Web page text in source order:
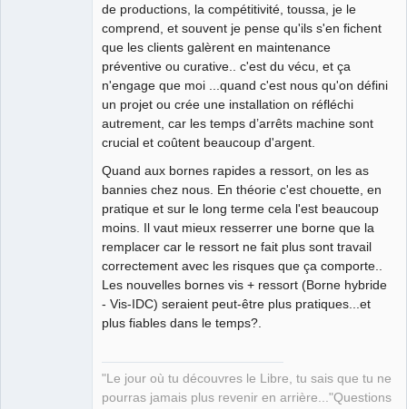
de productions, la compétitivité, toussa, je le
comprend, et souvent je pense qu'ils s'en fichent
que les clients galèrent en maintenance
préventive ou curative.. c'est du vécu, et ça
n'engage que moi ...quand c'est nous qu'on défini
un projet ou crée une installation on réfléchi
autrement, car les temps d’arrêts machine sont
crucial et coûtent beaucoup d'argent.
Quand aux bornes rapides a ressort, on les as
bannies chez nous. En théorie c'est chouette, en
pratique et sur le long terme cela l'est beaucoup
moins. Il vaut mieux resserrer une borne que la
remplacer car le ressort ne fait plus sont travail
correctement avec les risques que ça comporte..
Les nouvelles bornes vis + ressort (Borne hybride
- Vis-IDC) seraient peut-être plus pratiques...et
plus fiables dans le temps?.
"Le jour où tu découvres le Libre, tu sais que tu ne
pourras jamais plus revenir en arrière..."Questions